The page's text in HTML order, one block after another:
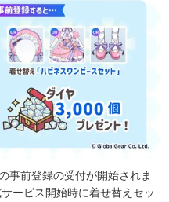
事前登録の受付が開始されま
ービス開始時に着せ替えセッ